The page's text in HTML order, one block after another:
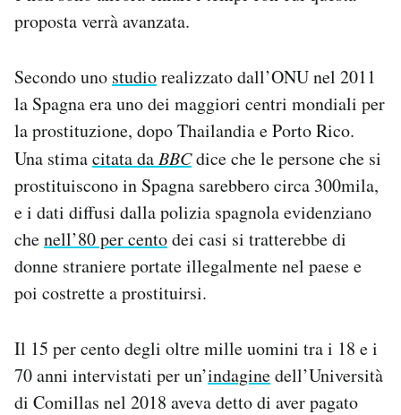
proposta verrà avanzata.
Secondo uno studiorealizzato dall’ONU nel 2011
la Spagna era uno dei maggiori centri mondiali per
la prostituzione, dopo Thailandia e Porto Rico.
Una stimacitata da BBCdice che le persone che si
prostituiscono in Spagna sarebbero circa 300mila,
e i dati diffusi dalla polizia spagnola evidenziano
chenell’80 per centodei casi si tratterebbe di
donne straniere portate illegalmente nel paese e
poi costrette a prostituirsi.
Il 15 per cento degli oltre mille uomini tra i 18 e i
70 anni intervistati per un’indaginedell’Università
di Comillas nel 2018 aveva detto di aver pagato